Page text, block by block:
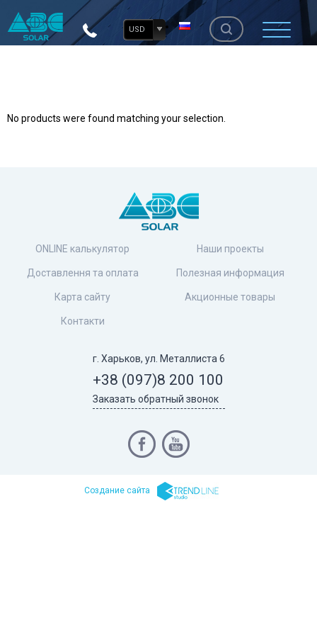
USD
No products were found matching your selection.
ONLINE калькулятор
Доставлення та оплата
Карта сайту
Контакти
Наши проекты
Полезная информация
Акционные товары
г. Харьков, ул. Металлиста 6
+38 (097)8 200 100
Заказать обратный звонок
Cоздание сайта